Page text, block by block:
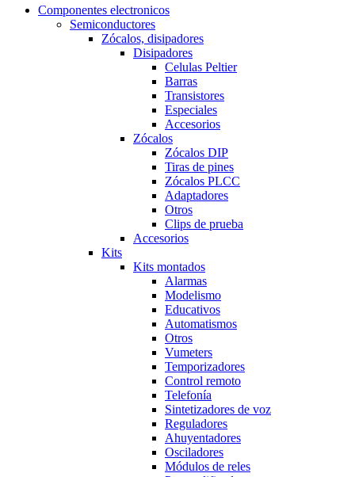
Componentes electronicos
Semiconductores
Zócalos, disipadores
Disipadores
Celulas Peltier
Barras
Transistores
Especiales
Accesorios
Zócalos
Zócalos DIP
Tiras de pines
Zócalos PLCC
Adaptadores
Otros
Clips de prueba
Accesorios
Kits
Kits montados
Alarmas
Modelismo
Educativos
Automatismos
Otros
Vumeters
Temporizadores
Control remoto
Telefonía
Sintetizadores de voz
Reguladores
Ahuyentadores
Osciladores
Módulos de reles